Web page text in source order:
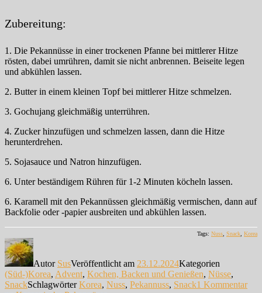
Zubereitung:
1. Die Pekannüsse in einer trockenen Pfanne bei mittlerer Hitze
rösten, dabei umrühren, damit sie nicht anbrennen. Beiseite legen
und abkühlen lassen.
2. Butter in einem kleinen Topf bei mittlerer Hitze schmelzen.
3. Gochujang gleichmäßig unterrühren.
4. Zucker hinzufügen und schmelzen lassen, dann die Hitze
herunterdrehen.
5. Sojasauce und Natron hinzufügen.
6. Unter beständigem Rühren für 1-2 Minuten köcheln lassen.
6. Karamell mit den Pekannüssen gleichmäßig vermischen, dann auf
Backfolie oder -papier ausbreiten und abkühlen lassen.
Tags: Nuss, Snack, Korea
Autor SusVeröffentlicht am 23.12.2024Kategorien
(Süd-)Korea, Advent, Kochen, Backen und Genießen, Nüsse,
SnackSchlagwörterKorea, Nuss, Pekannuss, Snack1 Kommentar